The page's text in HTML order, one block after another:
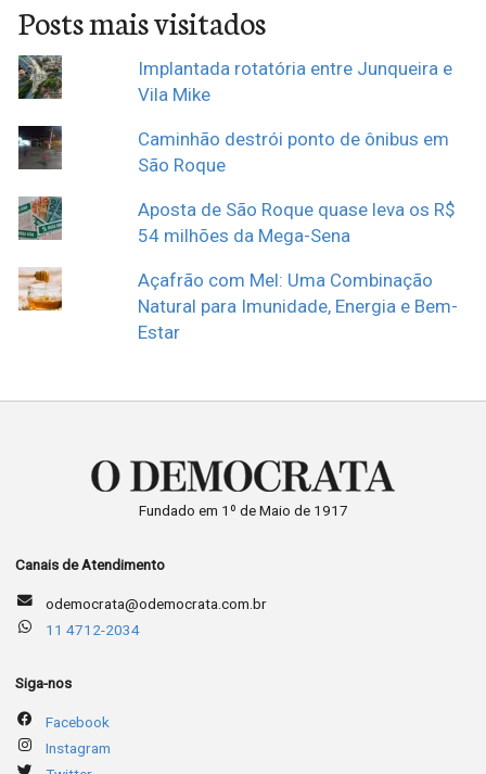
Posts mais visitados
Implantada rotatória entre Junqueira e
Vila Mike
Caminhão destrói ponto de ônibus em
São Roque
Aposta de São Roque quase leva os R$
54 milhões da Mega-Sena
Açafrão com Mel: Uma Combinação
Natural para Imunidade, Energia e Bem-
Estar
Fundado em 1º de Maio de 1917
Canais de Atendimento
odemocrata@odemocrata.com.br
11 4712-2034
Siga-nos
Facebook
Instagram